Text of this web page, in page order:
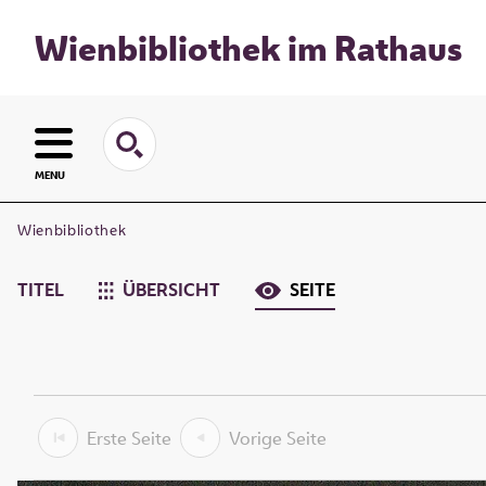
Wienbibliothek im Rathaus
MENU
Wienbibliothek
TITEL ÜBERSICHT SEITE
Erste Seite Vorige Seite